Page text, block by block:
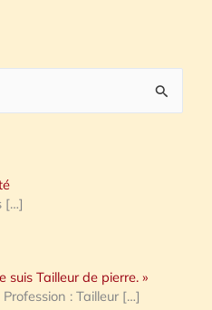
[…]
suis Tailleur de pierre. »
: Tailleur […]